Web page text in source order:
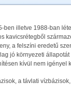
ben illetve 1988-ban
kavicsrétegből
a felszíni eredetű
jó környezeti
kívül nem igényel
a távlati